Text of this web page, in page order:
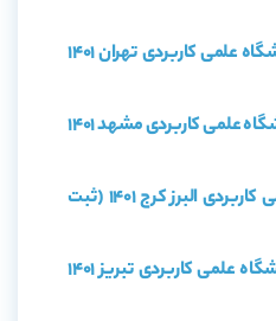
لیست رشته های دانشگاه علمی کاربردی تهران 1401
لیست رشته های دانشگاه علمی کاربردی مشهد 1401
لیست رشته های علمی کاربردی البرز کرج 1401 (ثبت
لیست رشته های دانشگاه علمی کاربردی تبریز 1401